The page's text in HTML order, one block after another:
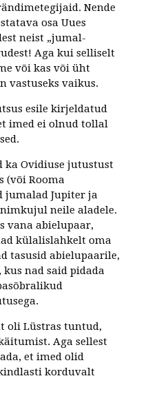
Nende
osa Uues
neist „jumal-
Aga kui selliselt
või kas või üht
vastuseks vaikus.
esile kirjeldatud
imed ei olnud tollal
ka Ovidiuse jutustust
(või Rooma
jumalad Jupiter ja
neile aladele.
vana abielupaar,
külalislahkelt oma
tasusid abielupaarile,
nad said pidada
oli Lüstras tuntud,
Aga sellest
et imed olid
korduvalt